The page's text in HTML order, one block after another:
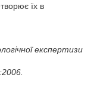
їх в
експертизи